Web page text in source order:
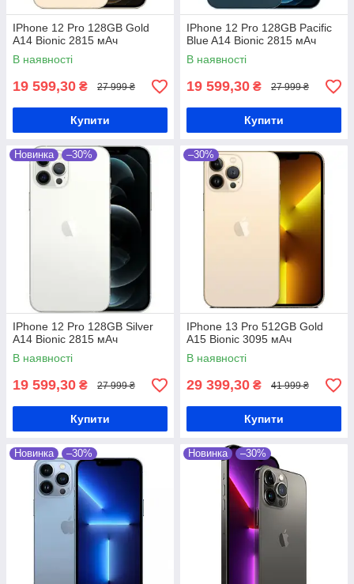
IPhone 12 Pro 128GB Gold
A14 Bionic 2815 мАч
В наявності
19 599,30 ₴ 27 999 ₴
Купити
IPhone 12 Pro 128GB Pacific
Blue A14 Bionic 2815 мАч
В наявності
19 599,30 ₴ 27 999 ₴
Купити
Новинка –30%
IPhone 12 Pro 128GB Silver
A14 Bionic 2815 мАч
В наявності
19 599,30 ₴ 27 999 ₴
Купити
–30%
IPhone 13 Pro 512GB Gold
A15 Bionic 3095 мАч
В наявності
29 399,30 ₴ 41 999 ₴
Купити
Новинка –30% Новинка –30%